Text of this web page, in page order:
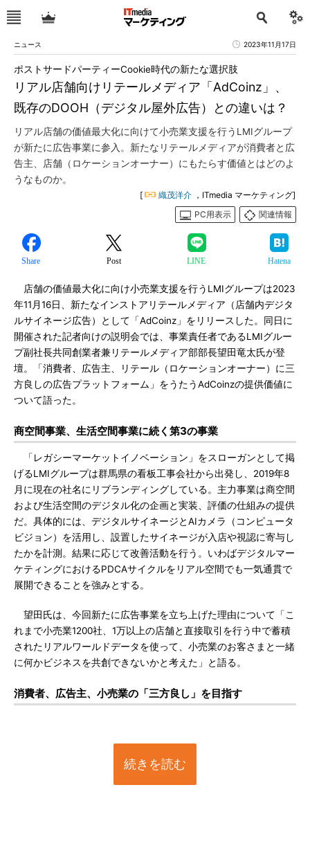
ニュース 2023年11月17日
リアル店舗向けリテールメディア「AdCoinz」、
既存のDOOH（デジタル屋外広告）との違いは？
ポストサードパーティーCookie時代の新たな選択肢
リアル店舗の価値最大化に向けて小売業支援を行うLMIグループ
が新たに広告事業に参入。新たなリテールメディアが消費者と広
告主、店舗（ロケーションオーナー）にもたらす価値とはどのよ
うなものか。
[ 織茂洋介 ，ITmedia マーケティング]
PC用表示
関連情報
Share Post LINE Hatena
店舗の価値最大化に向け小売業支援を行うLMIグループは2023
年11月16日、新たなインストアリテールメディア（店舗内デジタ
ルサイネージ広告）として「AdCoinz」をリリースした。同日に
開催された記者向けの説明会では、事業責任者であるLMIグルー
プ副社長共同創業者兼リテールメディア部部長望田竜太氏が登
壇。「消費者、広告主、リテール（ロケーションオーナー）に三
方良しの広告プラットフォーム」をうたうAdCoinzの提供価値に
ついて語った。
商空間事業、生活空間事業に続く第3の事業
「レガシーマーケットイノベーション」をスローガンとして掲
げるLMIグループは群馬県の看板工事会社から出発し、2019年8
月に現在の社名にリブランディングしている。主力事業は商空間
および生活空間のデジタル化の企画と実装、評価の仕組みの提供
だ。具体的には、デジタルサイネージとAIカメラ（コンピュータ
ビジョン）を活用し、設置したサイネージが入店や視認に寄与し
たかを計測。結果に応じて改善活動を行う。いわばデジタルマー
ケティングにおけるPDCAサイクルをリアル空間でも一気通貫で
展開できることを強みとする。
望田氏は、今回新たに広告事業を立ち上げた理由について「こ
れまで小売業1200社、1万以上の店舗と直接取引を行う中で蓄積
されたリアルワールドデータを使って、小売業のお客さまと一緒
に何かビジネスを共創できないかと考えた」と語る。
消費者、広告主、小売業の「三方良し」を目指す
続きを読む